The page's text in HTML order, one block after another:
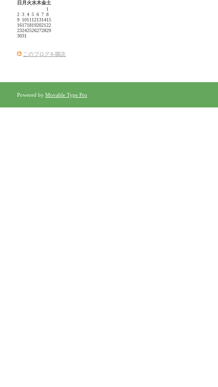
日 月 火水木金土
1
2 3 4 5 6 7 8
9 1011 12131415
16171819202122
23242526272829
3031
このブログを購読
Powered by Movable Type Pro